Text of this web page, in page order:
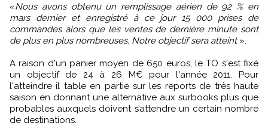
«Nous avons obtenu un remplissage aérien de 92 % en
mars dernier et enregistré à ce jour 15 000 prises de
commandes alors que les ventes de dernière minute sont
de plus en plus nombreuses. Notre objectif sera atteint».
A raison d'un panier moyen de 650 euros, le TO s'est fixé
un objectif de 24 à 26 M€ pour l'année 2011. Pour
l'atteindre il table en partie sur les reports de très haute
saison en donnant une alternative aux surbooks plus que
probables auxquels doivent s’attendre un certain nombre
de destinations.